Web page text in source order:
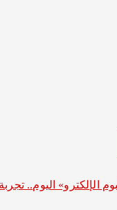
الإلكترو» اليوم..